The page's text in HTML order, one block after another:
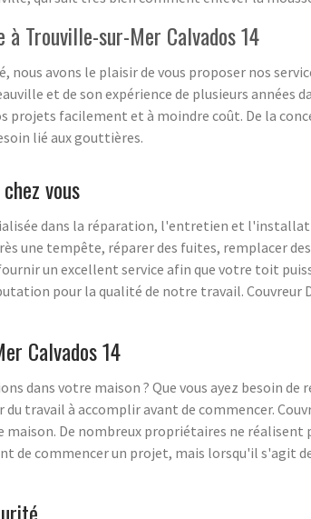
Trouville-sur-Mer Calvados 14
avons le plaisir de vous proposer nos
et de son expérience de plusieurs années
projets facilement et à moindre coût. De la
lié aux gouttières.
vous
dans la réparation, l'entretien et
une tempête, réparer des fuites, remplacer
un excellent service afin que votre toit
pour la qualité de notre travail. Couvreur
Calvados 14
dans votre maison ? Que vous ayez besoin
travail à accomplir avant de commencer.
maison. De nombreux propriétaires ne
de commencer un projet, mais lorsqu'il s'agit